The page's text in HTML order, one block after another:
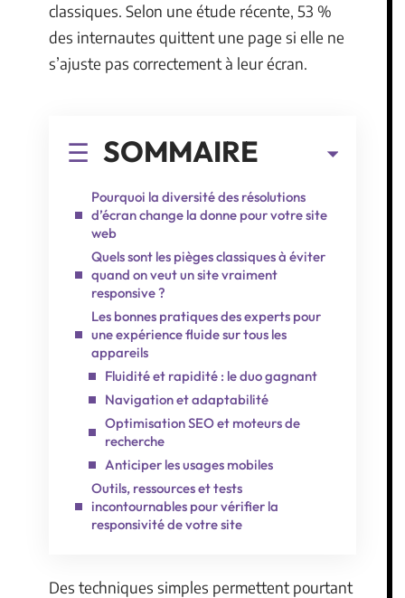
classiques. Selon une étude récente, 53 %
des internautes quittent une page si elle ne
s’ajuste pas correctement à leur écran.
SOMMAIRE
Pourquoi la diversité des résolutions
d’écran change la donne pour votre site
web
Quels sont les pièges classiques à éviter
quand on veut un site vraiment
responsive ?
Les bonnes pratiques des experts pour
une expérience fluide sur tous les
appareils
Fluidité et rapidité : le duo gagnant
Navigation et adaptabilité
Optimisation SEO et moteurs de
recherche
Anticiper les usages mobiles
Outils, ressources et tests
incontournables pour vérifier la
responsivité de votre site
Des techniques simples permettent pourtant